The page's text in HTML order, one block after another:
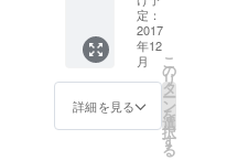
ことを目的
に、有志に
よって設立
された市民
団体です。
ト
photo
by 折田
利弘
《発売
前先
行》
定：
2017
年12
月
詳細を見る
こ
の
リ
タ
ー
ン
を
選
択
す
る